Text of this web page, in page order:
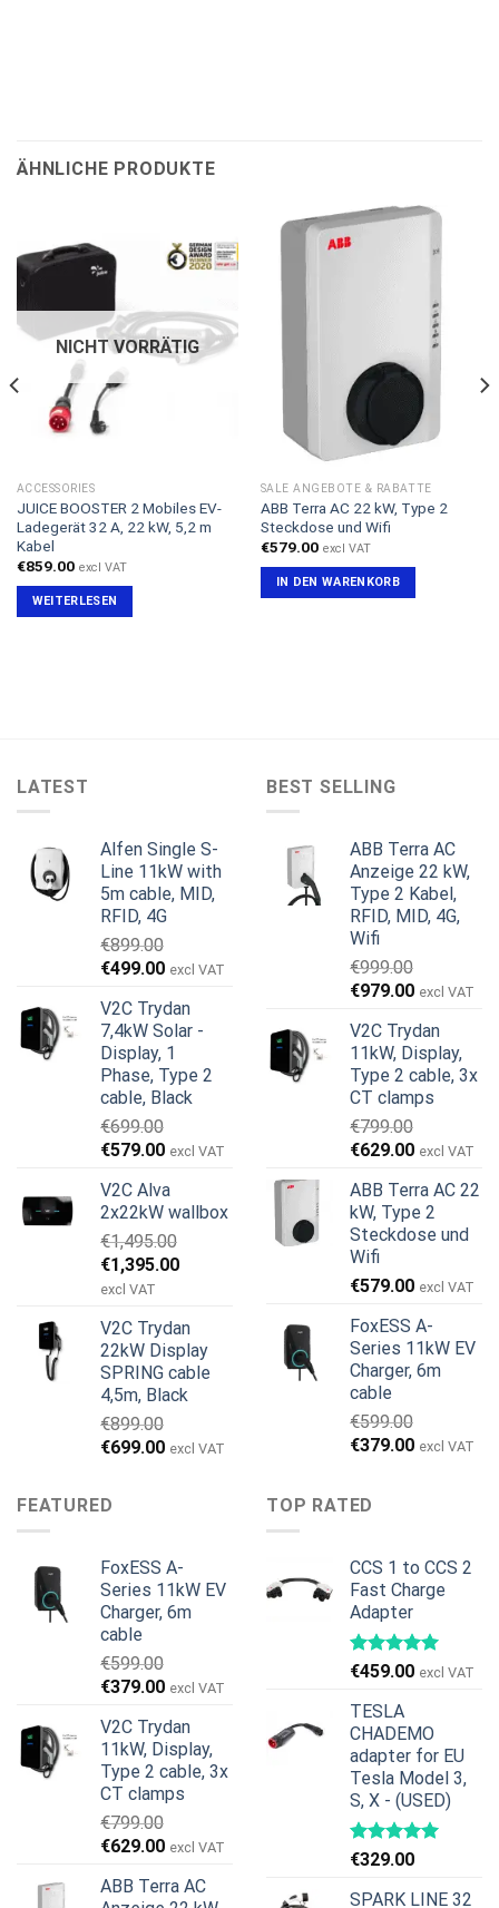
ÄHNLICHE PRODUKTE
NICHT VORRÄTIG
ACCESSORIES
JUICE BOOSTER 2 Mobiles EV-
Ladegerät 32 A, 22 kW, 5,2 m
Kabel
€859.00 excl VAT
WEITERLESEN
SALE ANGEBOTE & RABATTE
ABB Terra AC 22 kW, Type 2
Steckdose und Wifi
€579.00 excl VAT
IN DEN WARENKORB
LATEST
Alfen Single S-
Line 11kW with
5m cable, MID,
RFID, 4G
€899.00
Ursprünglicher
war:
€899.00
€499.00Aktueller
ist:
€499.00.
excl VAT
V2C Trydan
7,4kW Solar -
Display, 1
Phase, Type 2
cable, Black
€699.00
Ursprünglicher
war:
€699.00
€579.00Aktueller
ist:
€579.00.
excl VAT
V2C Alva
2x22kW wallbox
€1,495.00
Ursprünglicher
Preis
€1,495.00
€1,395.00Aktueller
€1,395.00.
excl VAT
V2C Trydan
22kW Display
SPRING cable
4,5m, Black
€899.00
Ursprünglicher
war:
€899.00
€699.00Aktueller
excl VAT
BEST SELLING
ABB Terra AC
Anzeige 22 kW,
Type 2 Kabel,
RFID, MID, 4G,
Wifi
€999.00
Ursprünglicher
war:
€999.00
€979.00Aktueller
ist:
€979.00.
excl VAT
V2C Trydan
11kW, Display,
Type 2 cable, 3x
CT clamps
€799.00
Ursprünglicher
war:
€799.00
€629.00Aktueller
ist:
€629.00.
excl VAT
ABB Terra AC 22
kW, Type 2
Steckdose und
Wifi
€579.00 excl VAT
FoxESS A-
Series 11kW EV
Charger, 6m
cable
€599.00
Ursprünglicher
€599.00
€379.00Aktueller
excl VAT
FEATURED
FoxESS A-
Series 11kW EV
Charger, 6m
cable
€599.00
Ursprünglicher
war:
€599.00
€379.00Aktueller
ist:
€379.00.
excl VAT
V2C Trydan
11kW, Display,
Type 2 cable, 3x
CT clamps
€799.00
Ursprünglicher
war:
€629.00Aktueller
ist:
excl VAT
ABB Terra AC
TOP RATED
CCS 1 to CCS 2
Fast Charge
Adapter
€459.00 excl VAT
TESLA
CHADEMO
adapter for EU
Tesla Model 3,
S, X - (USED)
€329.00
SPARK LINE 32